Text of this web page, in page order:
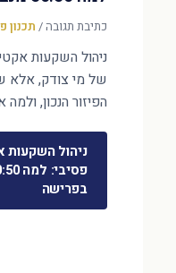
כתיבת תגובה/תכנון
ניהול השקעות
של מי צודק, אלא
הפיזור הנכון, ולמה
ניהול השקעות
בפרישה